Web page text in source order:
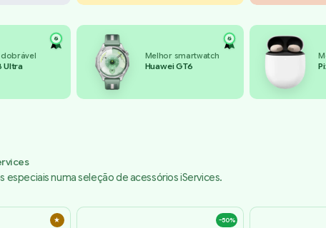
Ultra
Melhor smartwatch
Huawei GT6
numa seleção de acessórios iServices.
★ −50%